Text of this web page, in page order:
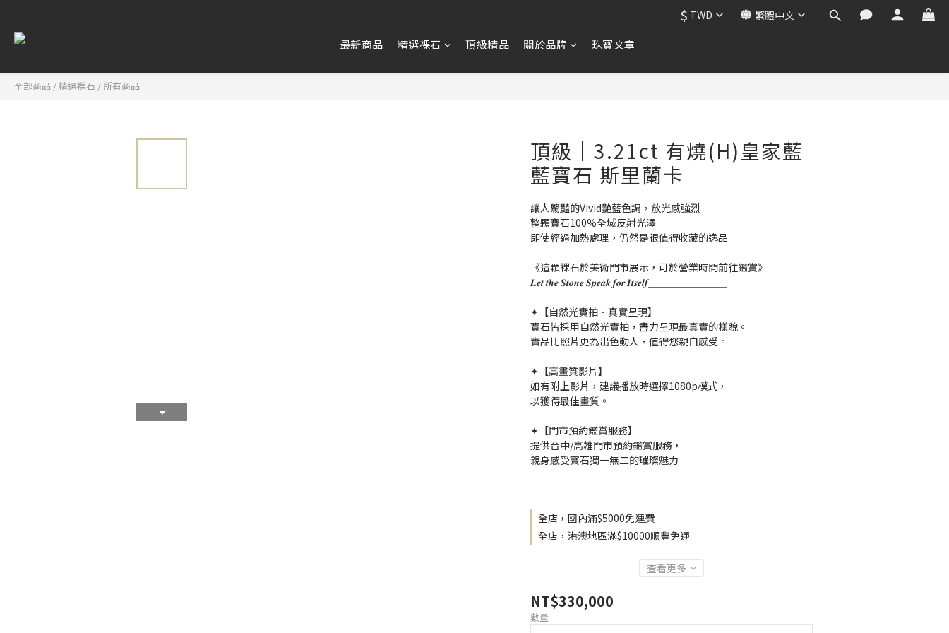
$ TWD 繁體中文
最新商品 精選裸石 頂級精品 關於品牌 珠寶文章
全部商品 /精選裸石 / 所有商品
頂級｜3.21ct 有燒(H)皇家藍
藍寶石 斯里蘭卡
讓人驚豔的Vivid艷藍色調，放光感強烈
整顆寶石100%全域反射光澤
即使經過加熱處理，仍然是很值得收藏的逸品
《這顆裸石於美術門市展示，可於營業時間前往鑑賞》
𝑳𝒆𝒕 𝒕𝒉𝒆 𝑺𝒕𝒐𝒏𝒆 𝑺𝒑𝒆𝒂𝒌 𝒇𝒐𝒓 𝑰𝒕𝒔𝒆𝒍𝒇＿＿＿＿＿＿＿＿
✦【自然光實拍．真實呈現】
寶石皆採用自然光實拍，盡力呈現最真實的樣貌。
實品比照片更為出色動人，值得您親自感受。
✦【高畫質影片】
如有附上影片，建議播放時選擇1080p模式，
以獲得最佳畫質。
✦【門市預約鑑賞服務】
提供台中/高雄門市預約鑑賞服務，
親身感受寶石獨一無二的璀璨魅力
全店，國內滿$5000免運費
全店，港澳地區滿$10000順豐免運
查看更多
NT$330,000
數量